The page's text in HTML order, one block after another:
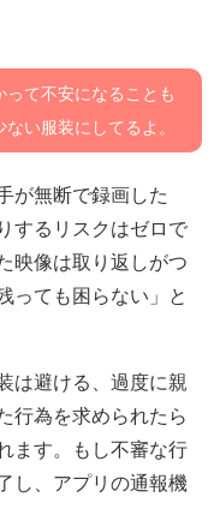
って不安になることも
い服装にしてるよ。
が無断で録画した
するリスクはゼロで
映像は取り返しがつ
っても困らない」と
は避ける、過度に親
行為を求められたら
ます。もし不審な行
し、アプリの通報機